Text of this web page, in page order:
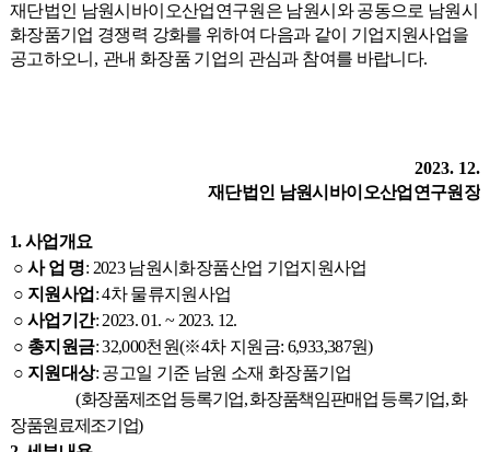
재단법인 남원시바이오산업연구원은 남원시와 공동으로 남원시
화장품기업 경쟁력 강화를 위하여 다음과 같이 기업지원사업을
공고하오니 , 관내 화장품 기업의 관심과 참여를 바랍니다.
2023. 12.
재단법인 남원시바이오산업연구원장
1. 사업개요
○ 사 업 명: 2023 남원시화장품산업 기업지원사업
○ 지원사업 : 4차 물류지원사업
○ 사업기간: 2023. 01. ~ 2023. 12.
○ 총지원금: 32,000천원(※4차 지원금: 6,933,387원)
○ 지원대상: 공고일 기준 남원 소재 화장품기업
(화장품제조업 등록기업, 화장품책임판매업 등록기업, 화
장품원료제조기업)